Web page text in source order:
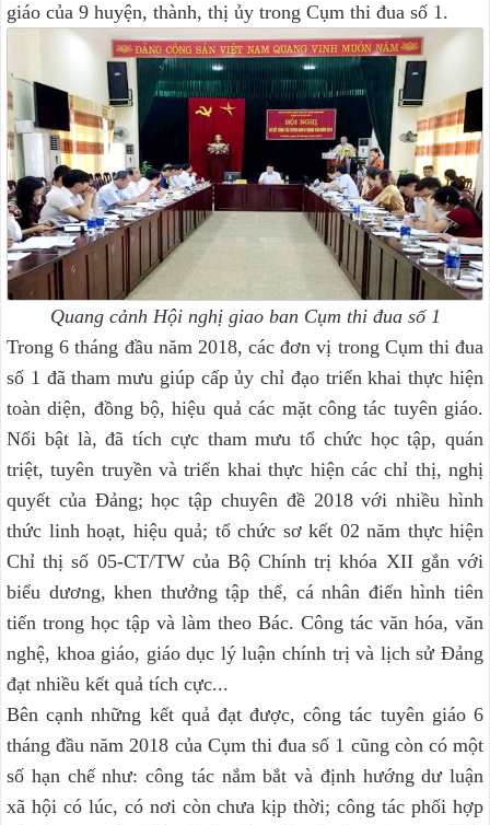
giáo của 9 huyện, thành, thị ủy trong Cụm thi đua số 1.
Quang cảnh Hội nghị giao ban Cụm thi đua số 1
Trong 6 tháng đầu năm 2018, các đơn vị trong Cụm thi đua
số 1 đã tham mưu giúp cấp ủy chỉ đạo triển khai thực hiện
toàn diện, đồng bộ, hiệu quả các mặt công tác tuyên giáo.
Nổi bật là, đã tích cực tham mưu tổ chức học tập, quán
triệt, tuyên truyền và triển khai thực hiện các chỉ thị, nghị
quyết của Đảng; học tập chuyên đề 2018 với nhiều hình
thức linh hoạt, hiệu quả; tổ chức sơ kết 02 năm thực hiện
Chỉ thị số 05-CT/TW của Bộ Chính trị khóa XII gắn với
biểu dương, khen thưởng tập thể, cá nhân điển hình tiên
tiến trong học tập và làm theo Bác. Công tác văn hóa, văn
nghệ, khoa giáo, giáo dục lý luận chính trị và lịch sử Đảng
đạt nhiều kết quả tích cực...
Bên cạnh những kết quả đạt được, công tác tuyên giáo 6
tháng đầu năm 2018 của Cụm thi đua số 1 cũng còn có một
số hạn chế như: công tác nắm bắt và định hướng dư luận
xã hội có lúc, có nơi còn chưa kịp thời; công tác phối hợp